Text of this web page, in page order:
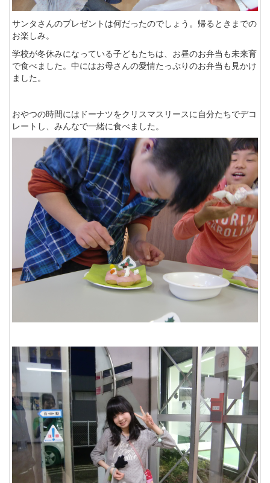
サンタさんのプレゼントは何だったのでしょう。帰るときまでの
お楽しみ。
学校が冬休みになっている子どもたちは、お昼のお弁当も未来育
で食べました。中にはお母さんの愛情たっぷりのお弁当も見かけ
ました。
おやつの時間にはドーナツをクリスマスリースに自分たちでデコ
レートし、みんなで一緒に食べました。